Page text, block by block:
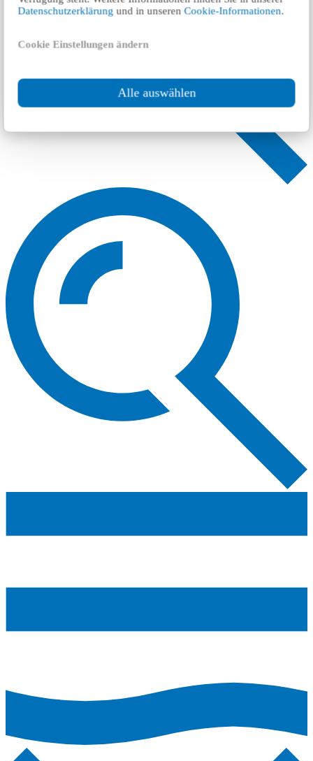
Datenschutzerklärung und in unserenCookie-Informationen.
Cookie Einstellungen ändern
Alle auswählen